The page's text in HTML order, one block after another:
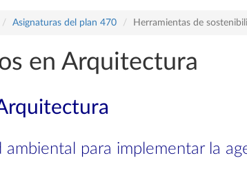
Asignaturas del plan 470 Herramientas de
en Arquitectura
ambiental para implementar la